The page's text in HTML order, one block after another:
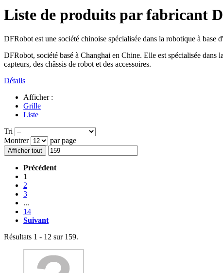
Liste de produits par fabricant
DFRobot est une société chinoise spécialisée dans la robotique à
DFRobot, société basé à Changhai en Chine. Elle est spécialisée
capteurs, des châssis de robot et des accessoires.
Détails
Afficher :
Grille
Liste
Tri
Montrer
par page
Afficher tout
Précédent
1
2
3
...
14
Suivant
Résultats 1 - 12 sur 159.